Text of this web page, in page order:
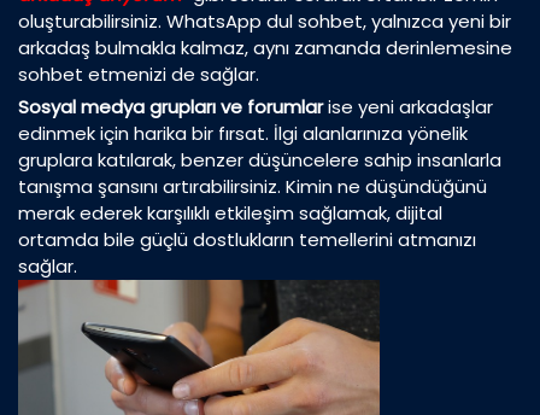
oluşturabilirsiniz. WhatsApp dul sohbet, yalnızca yeni bir
arkadaş bulmakla kalmaz, aynı zamanda derinlemesine
sohbet etmenizi de sağlar.
Sosyal medya grupları ve forumlarise yeni arkadaşlar
edinmek için harika bir fırsat. İlgi alanlarınıza yönelik
gruplara katılarak, benzer düşüncelere sahip insanlarla
tanışma şansını artırabilirsiniz. Kimin ne düşündüğünü
merak ederek karşılıklı etkileşim sağlamak, dijital
ortamda bile güçlü dostlukların temellerini atmanızı
sağlar.